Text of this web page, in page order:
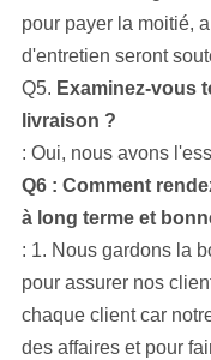
pour payer la moitié,
d'entretien seront
Q5. Examinez-vous
livraison ?
: Oui, nous avons
Q6 : Comment
à long terme et
: 1. Nous gardons la
pour assurer nos
chaque client car
des affaires et pour